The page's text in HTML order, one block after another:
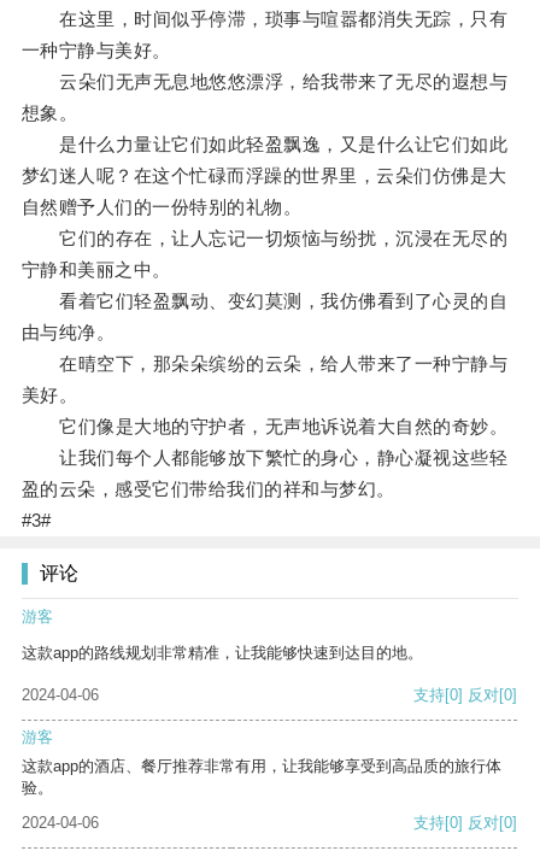
在这里，时间似乎停滞，琐事与喧嚣都消失无踪，只有
一种宁静与美好。
云朵们无声无息地悠悠漂浮，给我带来了无尽的遐想与
想象。
是什么力量让它们如此轻盈飘逸，又是什么让它们如此
梦幻迷人呢？在这个忙碌而浮躁的世界里，云朵们仿佛是大
自然赠予人们的一份特别的礼物。
它们的存在，让人忘记一切烦恼与纷扰，沉浸在无尽的
宁静和美丽之中。
看着它们轻盈飘动、变幻莫测，我仿佛看到了心灵的自
由与纯净。
在晴空下，那朵朵缤纷的云朵，给人带来了一种宁静与
美好。
它们像是大地的守护者，无声地诉说着大自然的奇妙。
让我们每个人都能够放下繁忙的身心，静心凝视这些轻
盈的云朵，感受它们带给我们的祥和与梦幻。
#3#
评论
游客
这款app的路线规划非常精准，让我能够快速到达目的地。
2024-04-06 支持[0] 反对[0]
游客
这款app的酒店、餐厅推荐非常有用，让我能够享受到高品质的旅行体
验。
2024-04-06
支持[0] 反对[0]